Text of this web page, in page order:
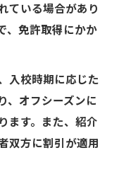
ている場合があり
、免許取得にかか
入校時期に応じた
、オフシーズンに
ます。また、紹介
双方に割引が適用